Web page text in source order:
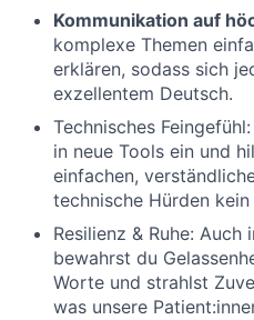
Kommunikation auf
komplexe Themen
erklären, sodass sich
exzellentem Deutsch.
Technisches Feingefühl:
in neue Tools ein und
einfachen,
technische Hürden
Resilienz & Ruhe: Auch
bewahrst du
Worte und strahlst
was unsere